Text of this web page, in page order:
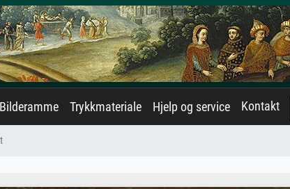
Bilderamme Trykkmateriale Hjelp og service Kontakt